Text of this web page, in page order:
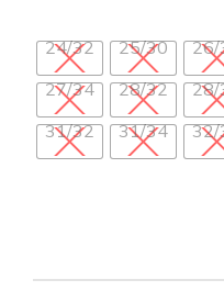
24/32 25/30 26/
27/34
28/32 28/
31/32
31/34 32/